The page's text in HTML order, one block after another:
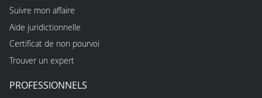
Suivre mon affaire
Aide juridictionnelle
Certificat de non pourvoi
Trouver un expert
PROFESSIONNELS